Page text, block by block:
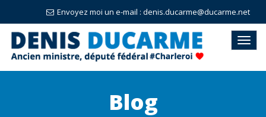
Envoyez moi un e-mail : denis.ducarme@ducarme.net
Blog